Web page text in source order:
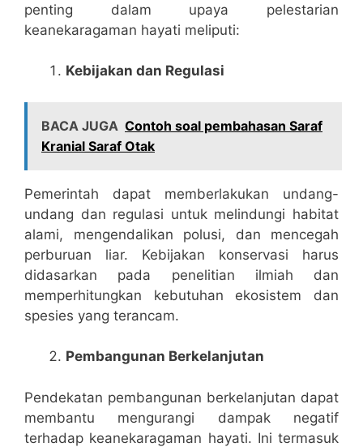
penting dalam upaya pelestarian
keanekaragaman hayati meliputi:
Kebijakan dan Regulasi
BACA JUGA Contoh soal pembahasan Saraf
Kranial Saraf Otak
Pemerintah dapat memberlakukan undang-
undang dan regulasi untuk melindungi habitat
alami, mengendalikan polusi, dan mencegah
perburuan liar. Kebijakan konservasi harus
didasarkan pada penelitian ilmiah dan
memperhitungkan kebutuhan ekosistem dan
spesies yang terancam.
Pembangunan Berkelanjutan
Pendekatan pembangunan berkelanjutan dapat
membantu mengurangi dampak negatif
terhadap keanekaragaman hayati. Ini termasuk